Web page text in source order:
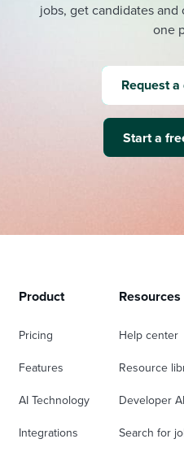
jobs, get candidates
one
Request
Start a
Product
Pricing
Features
AI Technology
Integrations
Resources
Help center
Resource
Developer
Search for